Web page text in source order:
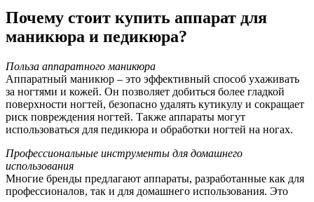
Почему стоит купить аппарат для
маникюра и педикюра?
Польза аппаратного маникюра
Аппаратный маникюр – это эффективный способ ухаживать
за ногтями и кожей. Он позволяет добиться более гладкой
поверхности ногтей, безопасно удалять кутикулу и сокращает
риск повреждения ногтей. Также аппараты могут
использоваться для педикюра и обработки ногтей на ногах.
Профессиональные инструменты для домашнего
использования
Многие бренды предлагают аппараты, разработанные как для
профессионалов, так и для домашнего использования. Это